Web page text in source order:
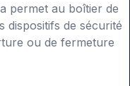
permet au boîtier de
dispositifs de sécurité
ou de fermeture